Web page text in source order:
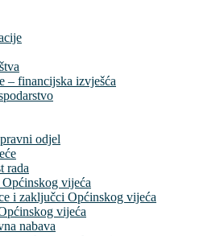
– financijska izvješća
odjel
rada
Općinskog vijeća
i zaključci Općinskog vijeća
vijeća
nabava